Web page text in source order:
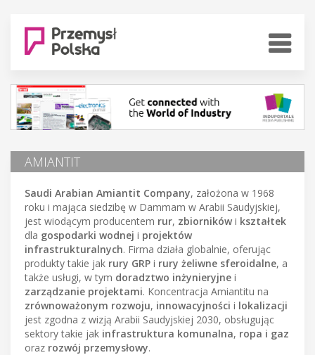
AMIANTIT
Saudi Arabian Amiantit Company, założona w 1968
roku i mająca siedzibę w Dammam w Arabii Saudyjskiej,
jest wiodącym producentem rur, zbiorników i kształtek
dla gospodarki wodnej i projektów
infrastrukturalnych. Firma działa globalnie, oferując
produkty takie jak rury GRP i rury żeliwne sferoidalne, a
także usługi, w tym doradztwo inżynieryjne i
zarządzanie projektami. Koncentracja Amiantitu na
zrównoważonym rozwoju, innowacyjności i lokalizacji
jest zgodna z wizją Arabii Saudyjskiej 2030, obsługując
sektory takie jak infrastruktura komunalna, ropa i gaz
oraz rozwój przemysłowy.